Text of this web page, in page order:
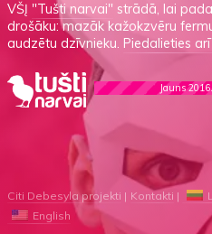
VŠĮ "Tušti narvai" strādā, lai
drošāku: mazāk kažokzvēru
audzētu dzīvnieku. Piedalieties arī
Jauns
Citi Debesyla projekti Kontakti
English